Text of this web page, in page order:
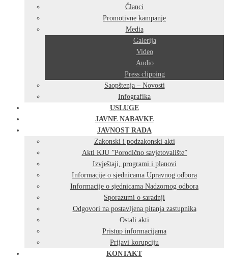
Članci
Promotivne kampanje
Media
Galerija
Video
Audio
Press clipping
Saopštenja – Novosti
Infografika
USLUGE
JAVNE NABAVKE
JAVNOST RADA
Zakonski i podzakonski akti
Akti KJU ”Porodično savjetovalište”
Izvještaji, programi i planovi
Informacije o sjednicama Upravnog odbora
Informacije o sjednicama Nadzornog odbora
Sporazumi o saradnji
Odgovori na postavljena pitanja zastupnika
Ostali akti
Pristup informacijama
Prijavi korupciju
KONTAKT